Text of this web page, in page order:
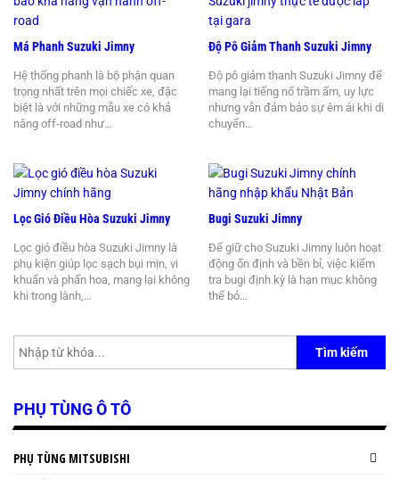
Má Phanh Suzuki Jimny
Hệ thống phanh là bộ phận quan
trọng nhất trên mọi chiếc xe, đặc
biệt là với những mẫu xe có khả
năng off-road như…
Độ Pô Giảm Thanh Suzuki Jimny
Độ pô giảm thanh Suzuki Jimny để
mang lại tiếng nổ trầm ấm, uy lực
nhưng vẫn đảm bảo sự êm ái khi di
chuyển…
Lọc Gió Điều Hòa Suzuki Jimny
Lọc gió điều hòa Suzuki Jimny là
phụ kiện giúp lọc sạch bụi mịn, vi
khuẩn và phấn hoa, mang lại không
khi trong lành,…
Bugi Suzuki Jimny
Để giữ cho Suzuki Jimny luôn hoạt
động ổn định và bền bỉ, việc kiểm
tra bugi định kỳ là hạn mục không
thể bỏ…
Tìm kiếm
PHỤ TÙNG Ô TÔ
PHỤ TÙNG MITSUBISHI